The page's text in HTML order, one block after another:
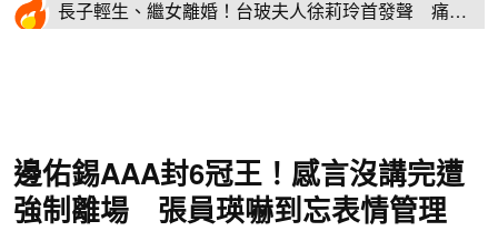
長子輕生、繼女離婚！台玻夫人徐莉玲首發聲 痛揭
邊佑錫AAA封6冠王！感言沒講完遭
強制離場 張員瑛嚇到忘表情管理